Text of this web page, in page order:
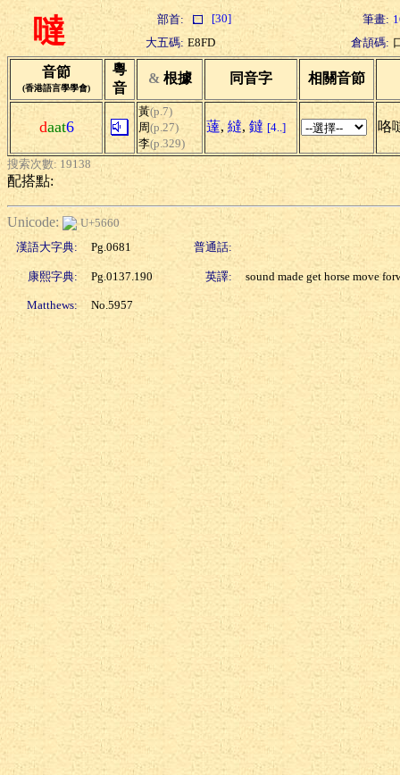
噠 部首: [30] 筆畫:
大五碼: E8FD 倉頡碼:
音節
(香港語言學學會)
粵
音
& 根據 同音字 相關音節
daat6
黃(p.7)
周(p.27)
李(p.329)
薘, 繨, 鐽 [4..] 咯
搜索次數: 19138
配搭點:
Unicode:
U+5660
漢語大字典:
Pg.0681 普通話:
康熙字典: Pg.0137.190 英譯: sound made get horse move
Matthews: No.5957